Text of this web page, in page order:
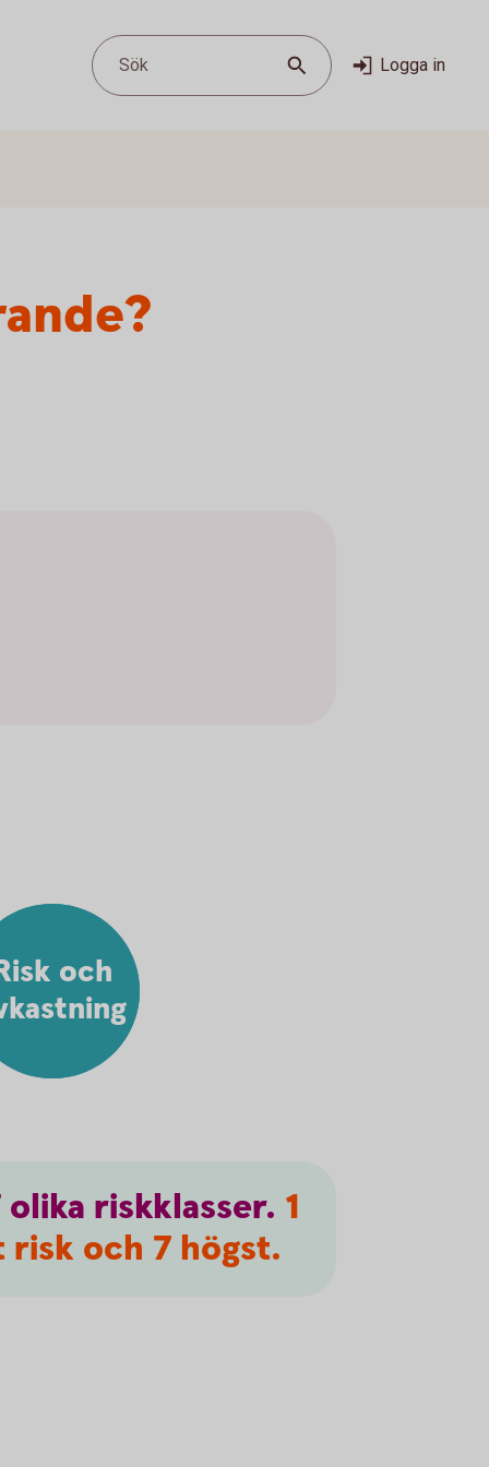
Sök Logga in
och
olika riskklasser. 1
risk och 7 högst.